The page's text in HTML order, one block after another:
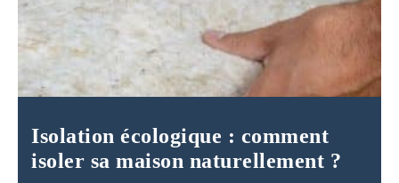
Isolation écologique : comment
isoler sa maison naturellement ?